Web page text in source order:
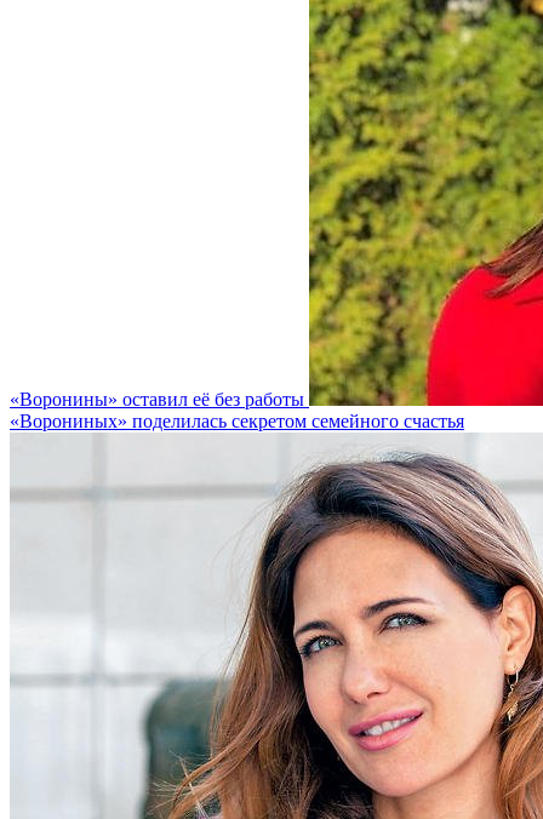
«Воронины» оставил её без работы
«Ворониных» поделилась секретом семейного счастья